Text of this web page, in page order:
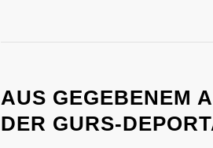
AUS GEGEBENEM
DER GURS-